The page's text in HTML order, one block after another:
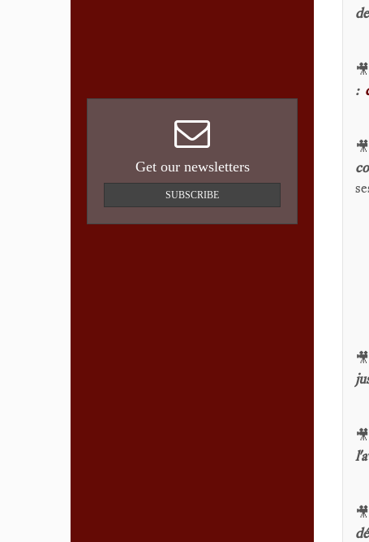
Get our newsletters
SUBSCRIBE
: